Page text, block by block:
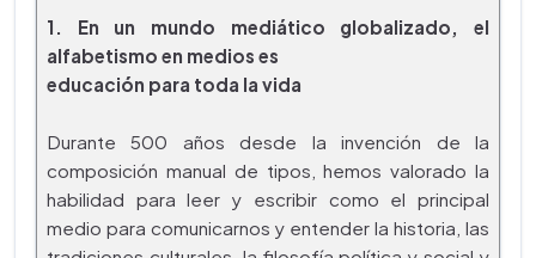
1. En un mundo mediático globalizado, el
alfabetismo en medios es
educación para toda la vida
Durante 500 años desde la invención de la
composición manual de tipos, hemos valorado la
habilidad para leer y escribir como el principal
medio para comunicarnos y entender la historia, las